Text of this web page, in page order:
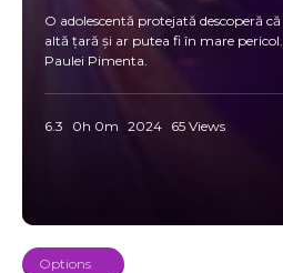
O adolescentă protejată descoperă
altă țară și ar putea fi în mare
Paulei Pimenta.
6.3 0h 0m 2024 65 Views
Options